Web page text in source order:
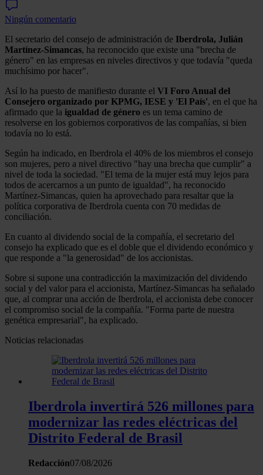
Ningún comentario
El secretario del consejo de administración de Iberdrola, Julián
Martínez-Simancas, ha reconocido que existe una "brecha de
género" en las empresas en niveles directivos y que todavía "queda
muchísimo por hacer".
Así lo ha puesto de manifiesto durante el VI Foro Anual del
Consejero organizado por KPMG, IESE y 'El País', en el que ha
afirmado que la igualdad de género es un tema camino de
resolverse en los gobiernos corporativos de las compañías, si bien
todavía no lo está.
Según ha indicado, en Iberdrola el 40% de los miembros el consejo
son mujeres, pero a nivel directivo "hay una brecha que cumplir" a
nivel de toda la sociedad. "El tema de la mujer está muy lejos para
todos de acercarnos a un punto de igualdad", ha reconocido
Martínez-Simancas, quien ha aprovechado para resaltar que la
política corporativa de Iberdrola cuenta con 70 medidas de
conciliación.
En cuanto al dividendo social de la compañía, el secretario del
consejo ha explicado que es el doble que el dividendo económico y
que responde a "la generosidad" de los accionistas.
Sobre si supone una contradicción la maximización del dividendo
social y del valor para el accionista, Martínez-Simancas ha señalado
que, al comprar una acción de Iberdrola, el accionista debe conocer
el compromiso social de la compañía. "Forma parte de nuestra
genética empresarial", ha explicado.
Noticias relacionadas
Iberdrola invertirá 526 millones para
modernizar las redes eléctricas del
Distrito Federal de Brasil
Redacción07/08/2026